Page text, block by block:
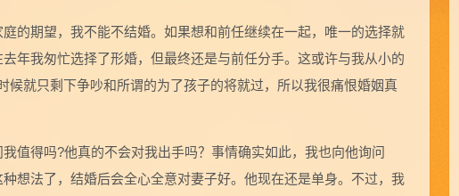
的期望，我不能不结婚。如果想和前任继续在一起，唯一的选择就
年我匆忙选择了形婚，但最终还是与前任分手。这或许与我从小的
候就只剩下争吵和所谓的为了孩子的将就过，所以我很痛恨婚姻真
值得吗?他真的不会对我出手吗？事情确实如此，我也向他询问
想法了，结婚后会全心全意对妻子好。他现在还是单身。不过，我